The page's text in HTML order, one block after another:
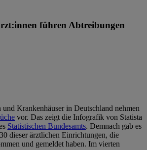
führen Abtreibungen
Krankenhäuser in Deutschland nehmen
vor. Das zeigt die Infografik von Statista
Statistischen Bundesamts. Demnach gab es
dieser ärztlichen Einrichtungen, die
und gemeldet haben. Im vierten